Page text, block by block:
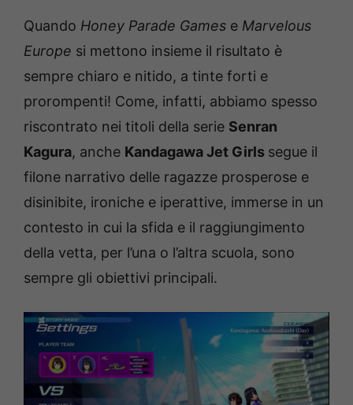
Quando Honey Parade Games e Marvelous
Europe si mettono insieme il risultato è
sempre chiaro e nitido, a tinte forti e
prorompenti! Come, infatti, abbiamo spesso
riscontrato nei titoli della serie Senran
Kagura, anche Kandagawa Jet Girls segue il
filone narrativo delle ragazze prosperose e
disinibite, ironiche e iperattive, immerse in un
contesto in cui la sfida e il raggiungimento
della vetta, per l’una o l’altra scuola, sono
sempre gli obiettivi principali.